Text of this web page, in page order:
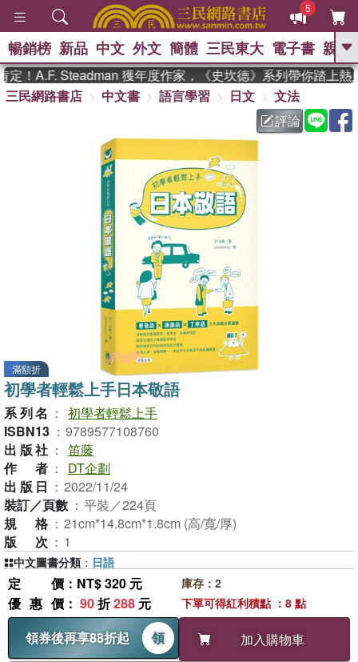
5
GO
熱搜： 東野圭吾 、 高希均教授回憶錄
父親節 、 如果歷
暑期推薦 、 國際布克
登輝時代 、 數學女孩：黎曼猜想
偉大的迷走神經
暢銷榜 新品 中文 外文 簡體 三民東大 電子書 親子
！A.F. Steadman 獲年度作家，《史坎德》系列帶你踏上熱血
三民網路書店
中文書 語言學習 日文
文法
評論
滿額折
初學者輕鬆上手日本敬語
系列名 ： 初學者輕鬆上手
ISBN13 ： 9789577108760
出版社 ： 笛藤
作者 ：
DT企劃
出版日 ： 2022/11/24
裝訂／頁數 ： 平裝／224頁
規格 ： 21cm*14.8cm*1.8cm (高/寬/厚)
版次 ： 1
定價 ：NT$ 320 元
優惠價 ： 90折288 元
領券後再享88折起
領 加入購物車
庫存：2
下單可得紅利積點 ：8 點
中文圖書分類 ： 日語